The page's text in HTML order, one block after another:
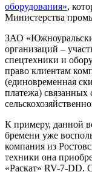
оборудования»,
Министерства
ЗАО
организаций –
спецтехники и
право клиентам
(единовременная
платежа)
К примеру, данной
бремени уже
компания из
техники она
«Раскат» RV-7-DD.